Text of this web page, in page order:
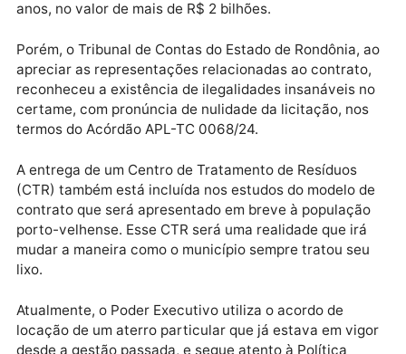
empresa EcoRondônia/Marquise, para a realização
serviços de coleta de lixo, reciclagem e disposição
final de resíduos sólidos no município pelo prazo de
anos, no valor de mais de R$ 2 bilhões.
Porém, o Tribunal de Contas do Estado de Rondônia,
apreciar as representações relacionadas ao
reconheceu a existência de ilegalidades insanáveis
certame, com pronúncia de nulidade da licitação,
termos do Acórdão APL-TC 0068/24.
(CTR) também está incluída nos estudos do modelo
contrato que será apresentado em breve à